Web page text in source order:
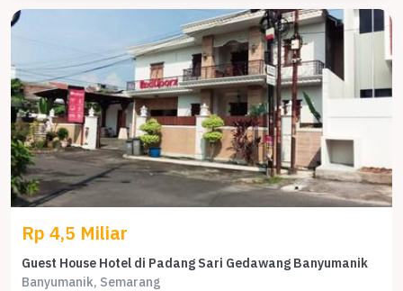
Rp 4,5 Miliar
Guest House Hotel di Padang Sari Gedawang Banyumanik
Banyumanik, Semarang